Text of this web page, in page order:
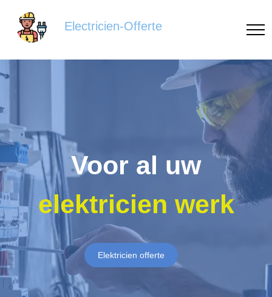
Electricien-Offerte
Voor al uw
elektricien werk
Elektricien offerte